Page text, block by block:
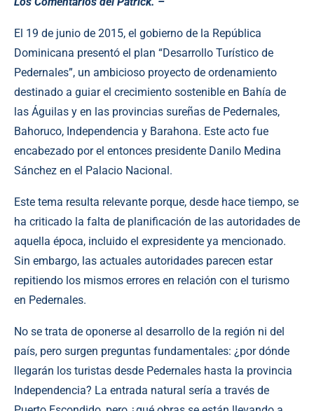
El 19 de junio de 2015, el gobierno de la República
Dominicana presentó el plan “Desarrollo Turístico de
Pedernales”, un ambicioso proyecto de ordenamiento
destinado a guiar el crecimiento sostenible en Bahía de
las Águilas y en las provincias sureñas de Pedernales,
Bahoruco, Independencia y Barahona. Este acto fue
encabezado por el entonces presidente Danilo Medina
Sánchez en el Palacio Nacional.
Este tema resulta relevante porque, desde hace tiempo, se
ha criticado la falta de planificación de las autoridades de
aquella época, incluido el expresidente ya mencionado.
Sin embargo, las actuales autoridades parecen estar
repitiendo los mismos errores en relación con el turismo
en Pedernales.
No se trata de oponerse al desarrollo de la región ni del
país, pero surgen preguntas fundamentales: ¿por dónde
llegarán los turistas desde Pedernales hasta la provincia
Independencia? La entrada natural sería a través de